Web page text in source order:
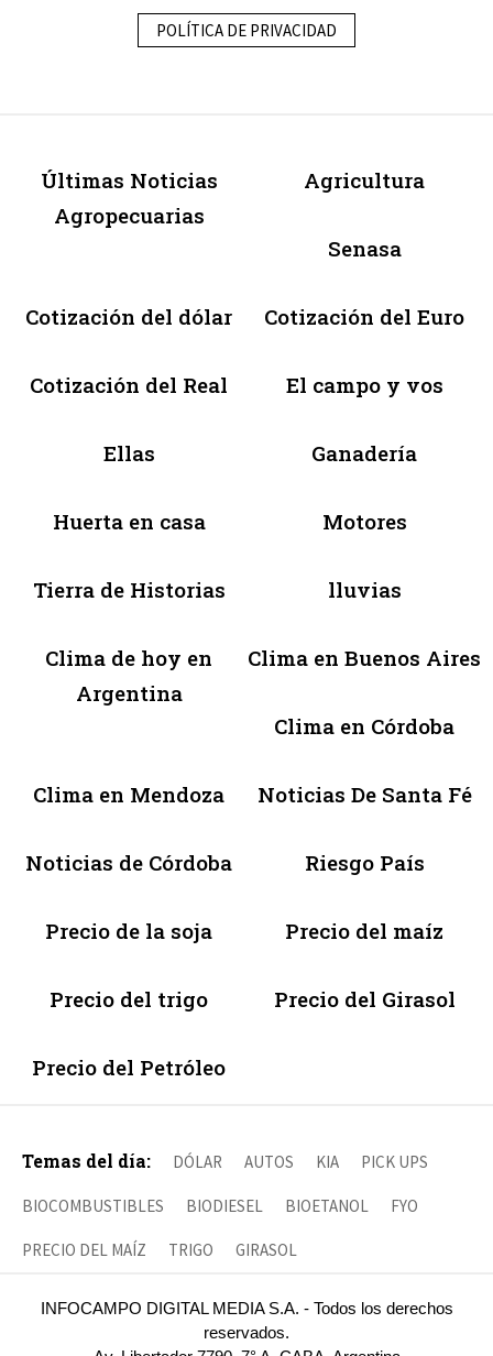
POLÍTICA DE PRIVACIDAD
Últimas Noticias
Agropecuarias
Agricultura
Senasa
Cotización del dólar Cotización del Euro
Cotización del Real El campo y vos
Ellas Ganadería
Huerta en casa Motores
Tierra de Historias lluvias
Clima de hoy en
Argentina
Clima en Buenos Aires
Clima en Córdoba
Clima en Mendoza Noticias De Santa Fé
Noticias de Córdoba Riesgo País
Precio de la soja Precio del maíz
Precio del trigo Precio del Girasol
Precio del Petróleo
Temas del día: DÓLAR AUTOS KIA PICK UPS
BIOCOMBUSTIBLES BIODIESEL BIOETANOL FYO
PRECIO DEL MAÍZ TRIGO GIRASOL
INFOCAMPO DIGITAL MEDIA S.A. - Todos los derechos
reservados.